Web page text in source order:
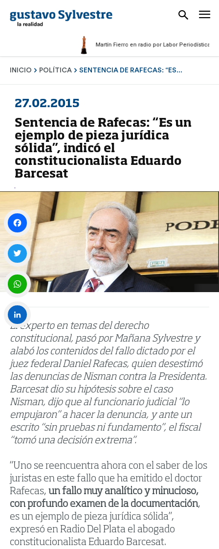
Martín Fierro en radio por Labor Periodística
INICIO POLÍTICA SENTENCIA DE RAFECAS: “ES...
27.02.2015
Sentencia de Rafecas: “Es un
ejemplo de pieza jurídica
sólida”, indicó el
constitucionalista Eduardo
Barcesat
El experto en temas del derecho
constitucional, pasó por Mañana Sylvestre y
alabó los contenidos del fallo dictado por el
juez federal Daniel Rafecas, quien desestimó
las denuncias de Nisman contra la Presidenta.
Barcesat dio su hipótesis sobre el caso
Nisman, dijo que al funcionario judicial “lo
empujaron” a hacer la denuncia, y ante un
escrito “sin pruebas ni fundamento”, el fiscal
“tomó una decisión extrema”.
“Uno se reencuentra ahora con el saber de los
juristas en este fallo que ha emitido el doctor
Rafecas, un fallo muy analítico y minucioso,
con profundo examen de la documentación,
es un ejemplo de pieza jurídica sólida”,
expresó en Radio Del Plata el abogado
constitucionalista Eduardo Barcesat.
Facebook
Twitter
WhatsApp
LinkedIn